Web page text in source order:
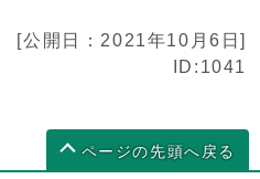
[公開日：2021年10月6日]
ID:1041
ページの先頭へ戻る